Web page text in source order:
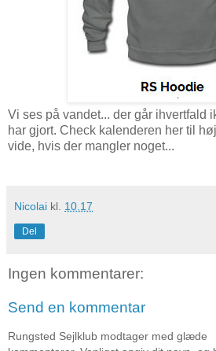
Vi ses på vandet... der går ihvertfald
har gjort. Check kalenderen her til
vide, hvis der mangler noget...
Nicolai kl. 10.17
Del
Ingen kommentarer:
Send en kommentar
Rungsted Sejlklub modtager med glæde